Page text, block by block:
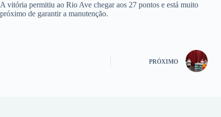
A vitória permitiu ao Rio Ave chegar aos 27 pontos e está muito
próximo de garantir a manutenção.
PRÓXIMO